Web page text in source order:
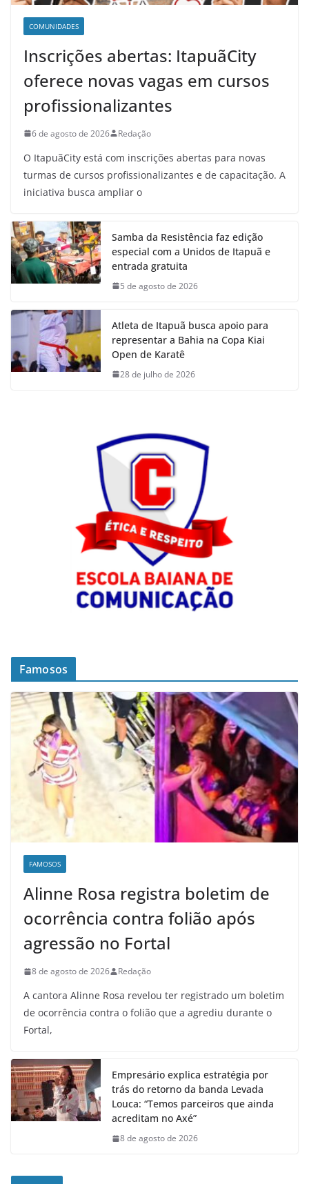
COMUNIDADES
Inscrições abertas: ItapuãCity
oferece novas vagas em cursos
profissionalizantes
6 de agosto de 2026 Redação
O ItapuãCity está com inscrições abertas para novas
turmas de cursos profissionalizantes e de capacitação. A
iniciativa busca ampliar o
Samba da Resistência faz edição
especial com a Unidos de Itapuã e
entrada gratuita
5 de agosto de 2026
Atleta de Itapuã busca apoio para
representar a Bahia na Copa Kiai
Open de Karatê
28 de julho de 2026
Famosos
FAMOSOS
Alinne Rosa registra boletim de
ocorrência contra folião após
agressão no Fortal
8 de agosto de 2026 Redação
A cantora Alinne Rosa revelou ter registrado um boletim
de ocorrência contra o folião que a agrediu durante o
Fortal,
Empresário explica estratégia por
trás do retorno da banda Levada
Louca: “Temos parceiros que ainda
acreditam no Axé”
8 de agosto de 2026